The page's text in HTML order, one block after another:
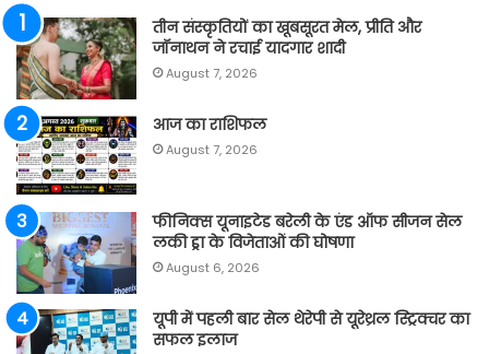
तीन संस्कृतियों का खूबसूरत मेल, प्रीति और
जॉनाथन ने रचाई यादगार शादी
August 7, 2026
आज का राशिफल
August 7, 2026
फीनिक्स यूनाइटेड बरेली के एंड ऑफ सीजन सेल
लकी ड्रा के विजेताओं की घोषणा
August 6, 2026
यूपी में पहली बार सेल थेरेपी से यूरेथ्रल स्ट्रिक्चर का
सफल इलाज